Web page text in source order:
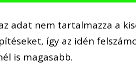
adat nem tartalmazza a
így az idén
is magasabb.